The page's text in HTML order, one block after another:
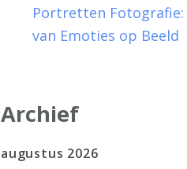
Portretten Fotografie:
van Emoties op Beeld
Archief
augustus 2026